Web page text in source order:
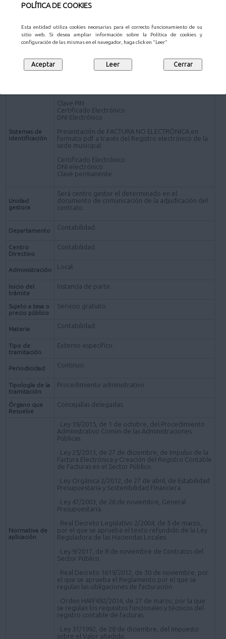
POLÍTICA DE COOKIES
Esta entidad utiliza cookies necesarias para el correcto funcionamiento de su
sitio web. Si desea ampliar información sobre la Política de cookies y
configuración de las mismas en el navegador, haga click en "Leer"
siguientes canales distintos de la plataforma FACe:
Oficinas de Atención al Ciudadano.
Online - Sujetos obligados a relacionarse
Ayuntamiento de Pozuelo de Alarcón (a través de la
Solicitud de carácter General
Sistemas de
identificación
Clave PIN
Certificado Electrónico
DNI Electrónico
Presentación de FACTURA NO ELECTRÓNICA en
formato pdf a través del Registro electrónico de la
sede municipal:
Certificado Electrónico
DNI electrónico
Clave permanente
Unidad
gestora
Será centro gestor el determinado en el
documento de comunicación de la adjudicación del
contrato.
Departamento Contabilidad.
Centro
Directivo
Contabilidad.
Administración Local.
Inicio del
trámite
Instancia de parte.
Sujeto a tasa o
precio público
Servicio gratuito.
Materia Contabilidad.
Tipo de
tramitación
Externo específico.
Periodicidad Continuo.
Tipología de la
tramitación
Procedimiento administrativo.
Órgano que
Resuelve
Concejalías delegadas.
Normativa de
aplicación
· Ley 39/2015, de 1 de octubre, del Procedimiento
Administrativo Común de las Administraciones
Públicas.
· Ley 25/2013, de 27 de diciembre, de Impulso de la
Factura Electrónica y Creación del Registro Contable
de Facturas en el Sector Público.
· Ley Orgánica 2/2012, de 27 de abril, de Estabilidad
Presupuestaria y Sostenibilidad Financiera.
· Ley 47/2003, de 26 de noviembre, General
Presupuestaria.
· Real Decreto Legislativo 2/2004, de 5 de marzo,
por el que se aprueba el texto refundido de la Ley
Reguladora de las Haciendas Locales.
· Ley 9/2017, de 8 de noviembre de Contratos del
Sector Público.
· Real Decreto 1619/2012, de 30 de noviembre, por
el que se aprueba el Reglamento por el que se
regulan las obligaciones de facturación.
· Orden HAP/492/2014, de 27 de marzo, por la que
se regulan los requisitos funcionales y técnicos del
registro contable de facturas.
· Ley 37/1992, de 28 de diciembre, del Impuesto
sobre el Valor añadido.